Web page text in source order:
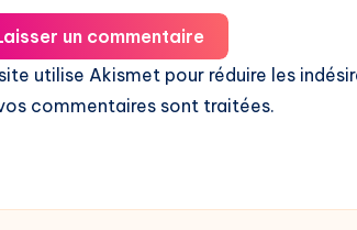
un commentaire
utilise Akismet pour réduire les
commentaires sont traitées.